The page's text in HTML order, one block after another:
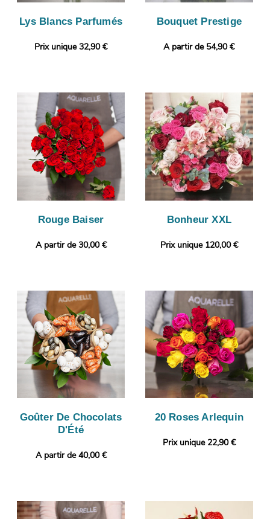
Lys Blancs Parfumés
Prix unique 32,90 €
Bouquet Prestige
A partir de 54,90 €
Rouge Baiser
A partir de 30,00 €
Bonheur XXL
Prix unique 120,00 €
Goûter De Chocolats
D'Été
A partir de 40,00 €
20 Roses Arlequin
Prix unique 22,90 €